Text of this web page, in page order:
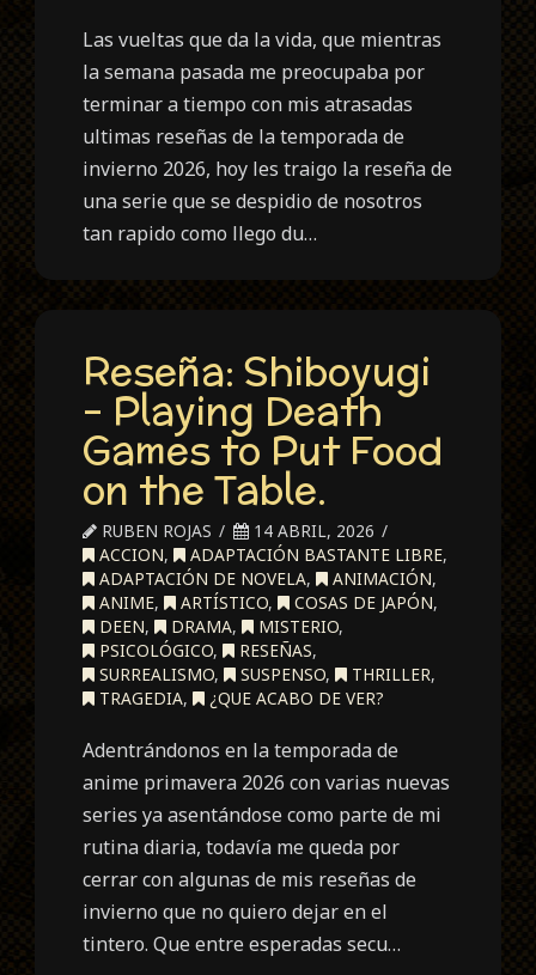
Las vueltas que da la vida, que mientras
la semana pasada me preocupaba por
terminar a tiempo con mis atrasadas
ultimas reseñas de la temporada de
invierno 2026, hoy les traigo la reseña de
una serie que se despidio de nosotros
tan rapido como llego du…
Reseña: Shiboyugi
– Playing Death
Games to Put Food
on the Table.
RUBEN ROJAS
14 ABRIL, 2026
ACCION, ADAPTACIÓN BASTANTE LIBRE,
ADAPTACIÓN DE NOVELA, ANIMACIÓN,
ANIME, ARTÍSTICO, COSAS DE JAPÓN,
DEEN, DRAMA, MISTERIO,
PSICOLÓGICO, RESEÑAS,
SURREALISMO, SUSPENSO, THRILLER,
TRAGEDIA, ¿QUE ACABO DE VER?
Adentrándonos en la temporada de
anime primavera 2026 con varias nuevas
series ya asentándose como parte de mi
rutina diaria, todavía me queda por
cerrar con algunas de mis reseñas de
invierno que no quiero dejar en el
tintero. Que entre esperadas secu…